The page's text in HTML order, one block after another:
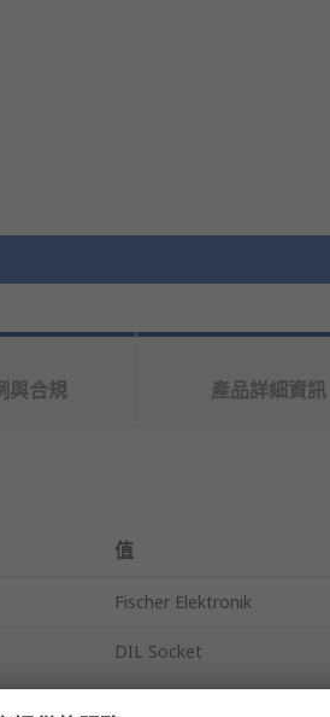
與合規 產品詳細資訊
值
Fischer Elektronik
DIL Socket